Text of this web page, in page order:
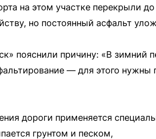
на этом участке перекрыли
но постоянный асфальт
пояснили причину: «В зимний
— для этого
дороги применяется
грунтом и песком,